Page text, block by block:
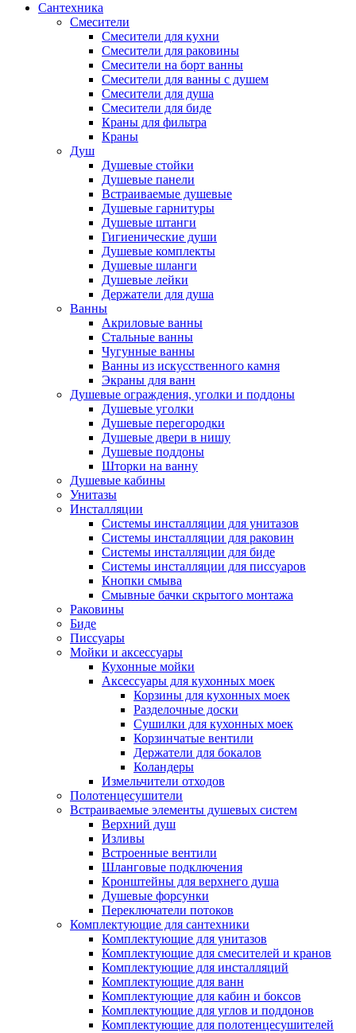
Сантехника
Смесители
Смесители для кухни
Смесители для раковины
Смесители на борт ванны
Смесители для ванны с душем
Смесители для душа
Смесители для биде
Краны для фильтра
Краны
Душ
Душевые стойки
Душевые панели
Встраиваемые душевые
Душевые гарнитуры
Душевые штанги
Гигиенические души
Душевые комплекты
Душевые шланги
Душевые лейки
Держатели для душа
Ванны
Акриловые ванны
Стальные ванны
Чугунные ванны
Ванны из искусственного камня
Экраны для ванн
Душевые ограждения, уголки и поддоны
Душевые уголки
Душевые перегородки
Душевые двери в нишу
Душевые поддоны
Шторки на ванну
Душевые кабины
Унитазы
Инсталляции
Системы инсталляции для унитазов
Системы инсталляции для раковин
Системы инсталляции для биде
Системы инсталляции для писсуаров
Кнопки смыва
Смывные бачки скрытого монтажа
Раковины
Биде
Писсуары
Мойки и аксессуары
Кухонные мойки
Аксессуары для кухонных моек
Корзины для кухонных моек
Разделочные доски
Сушилки для кухонных моек
Корзинчатые вентили
Держатели для бокалов
Коландеры
Измельчители отходов
Полотенцесушители
Встраиваемые элементы душевых систем
Верхний душ
Изливы
Встроенные вентили
Шланговые подключения
Кронштейны для верхнего душа
Душевые форсунки
Переключатели потоков
Комплектующие для сантехники
Комплектующие для унитазов
Комплектующие для смесителей и кранов
Комплектующие для инсталляций
Комплектующие для ванн
Комплектующие для кабин и боксов
Комплектующие для углов и поддонов
Комплектующие для полотенцесушителей